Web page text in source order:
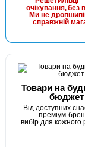
очікування, без
Ми не
справжній
Товари на
бюджет
Від доступних
преміум-
вибір для кожного